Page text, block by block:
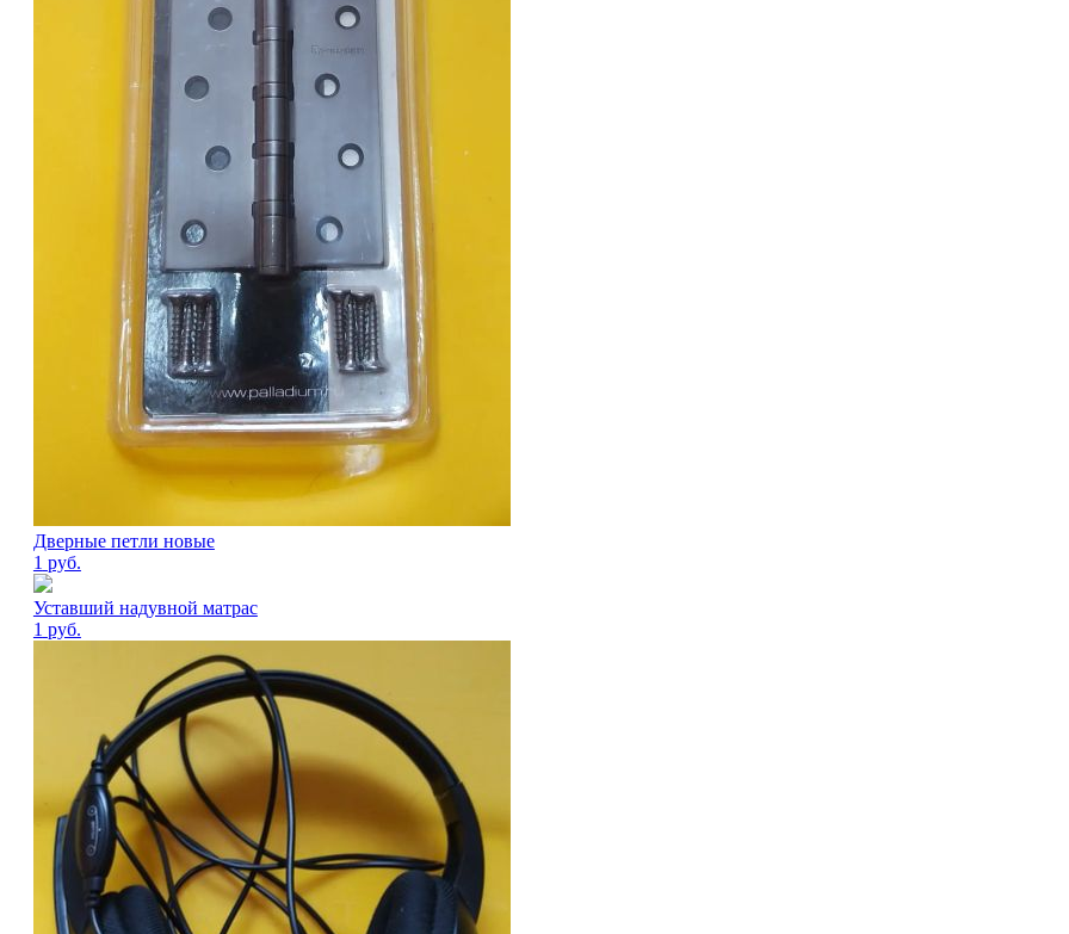
Дверные петли новые
1 руб.
Уставший надувной матрас
1 руб.